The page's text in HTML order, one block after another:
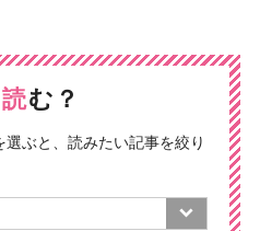
読む？
ぶと、読みたい記事を絞り